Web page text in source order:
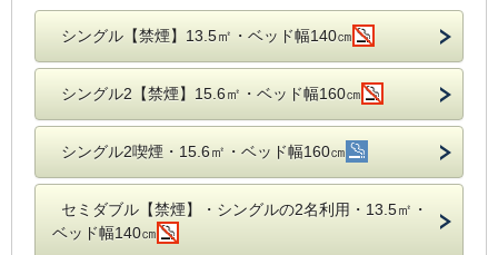
シングル【禁煙】13.5㎡・ベッド幅140㎝
シングル2【禁煙】15.6㎡・ベッド幅160㎝
シングル2喫煙・15.6㎡・ベッド幅160㎝
セミダブル【禁煙】・シングルの2名利用・13.5㎡・
ベッド幅140㎝